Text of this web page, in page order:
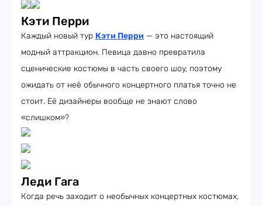
Кэти Перри
Каждый новый тур Кэти Перри — это настоящий
модный аттракцион. Певица давно превратила
сценические костюмы в часть своего шоу, поэтому
ожидать от неё обычного концертного платья точно не
стоит. Её дизайнеры вообще не знают слово
«слишком»?
Леди Гага
Когда речь заходит о необычных концертных костюмах,